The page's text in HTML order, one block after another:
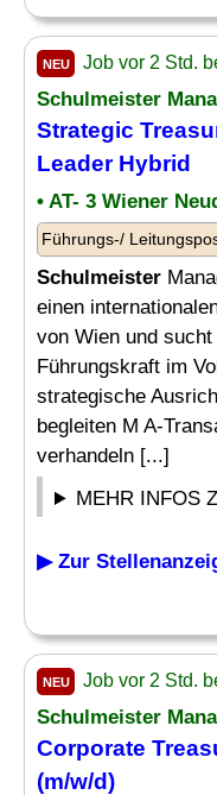
NEU Job vor 2 Std.
Schulmeister
Strategic
Leader Hybrid
• AT- 3 Wiener
Führungs-/
Schulmeister
einen
von Wien und
Führungskraft im
strategische
begleiten M A-
verhandeln [...]
MEHR INFOS
▶ Zur
NEU Job vor 2 Std.
Schulmeister
Corporate
(m/w/d)